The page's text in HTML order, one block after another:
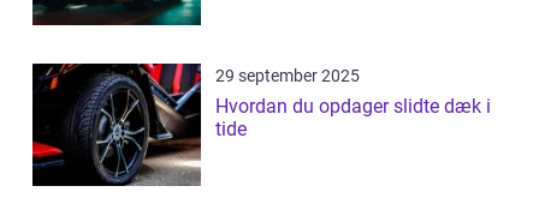
29 september 2025
Hvordan du opdager slidte dæk i
tide